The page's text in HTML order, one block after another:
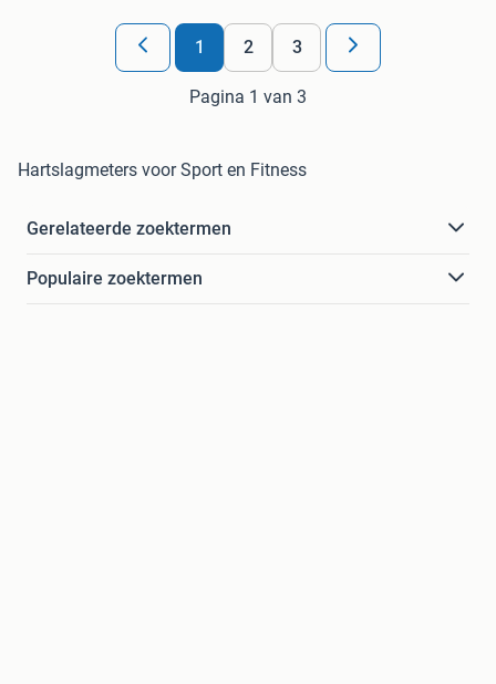
1 2 3
Pagina 1 van 3
Hartslagmeters voor Sport en Fitness
Gerelateerde zoektermen
Populaire zoektermen